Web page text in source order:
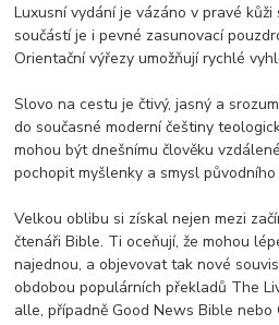
Luxusní vydání je vázáno v pravé
součástí je i pevné zasunovací
Orientační výřezy umožňují rychlé
Slovo na cestu je čtivý, jasný a
do současné moderní češtiny
mohou být dnešnímu člověku
pochopit myšlenky a smysl
Velkou oblibu si získal nejen mezi
čtenáři Bible. Ti oceňují, že mohou
najednou, a objevovat tak nové
obdobou populárních překladů The
alle, případně Good News Bible nebo